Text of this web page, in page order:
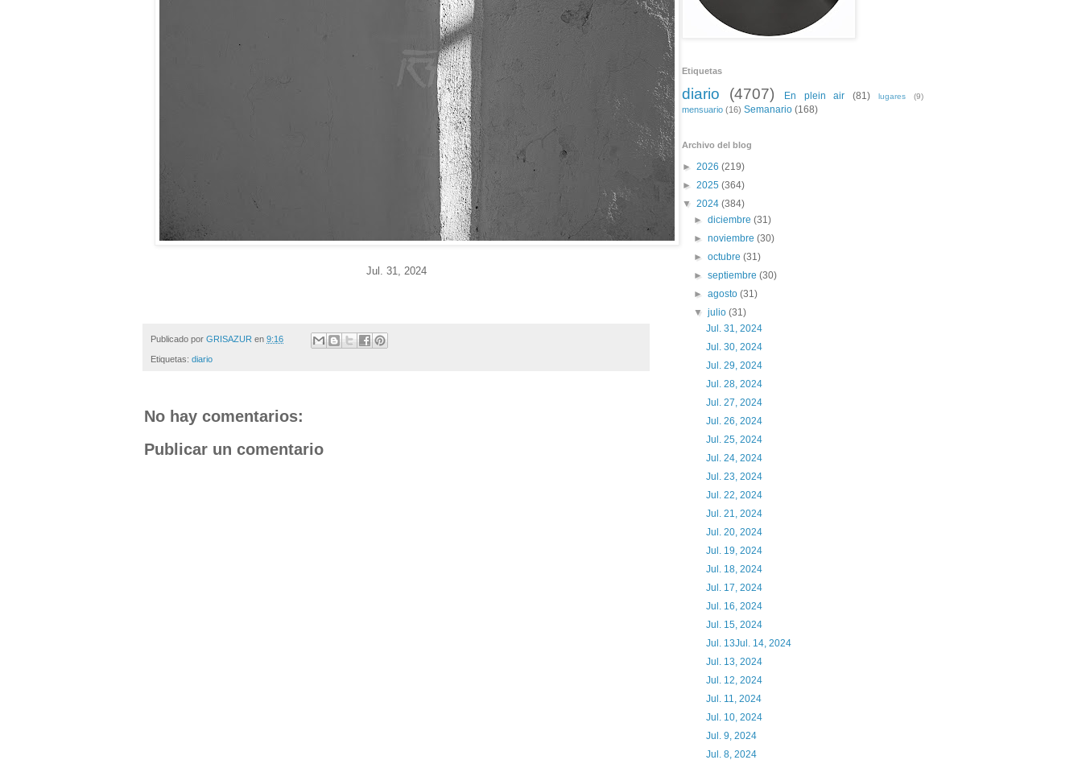
Jul. 31, 2024
Publicado por GRISAZUR en 9:16
Etiquetas: diario
No hay comentarios:
Publicar un comentario
Etiquetas
diario (4707) En plein air (81) lugares (9)
mensuario (16) Semanario (168)
Archivo del blog
► 2026 (219)
► 2025 (364)
▼ 2024 (384)
►diciembre(31)
►noviembre(30)
►octubre(31)
►septiembre(30)
►agosto(31)
▼julio(31)
Jul. 31, 2024
Jul. 30, 2024
Jul. 29, 2024
Jul. 28, 2024
Jul. 27, 2024
Jul. 26, 2024
Jul. 25, 2024
Jul. 24, 2024
Jul. 23, 2024
Jul. 22, 2024
Jul. 21, 2024
Jul. 20, 2024
Jul. 19, 2024
Jul. 18, 2024
Jul. 17, 2024
Jul. 16, 2024
Jul. 15, 2024
Jul. 13Jul. 14, 2024
Jul. 13, 2024
Jul. 12, 2024
Jul. 11, 2024
Jul. 10, 2024
Jul. 9, 2024
Jul. 8, 2024